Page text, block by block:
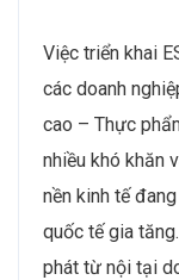
Việc triển khai
các doanh
cao – Thực
nhiều khó khăn
nền kinh tế
quốc tế gia
phát từ nội tại